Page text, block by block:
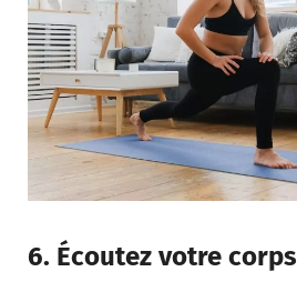
6. Écoutez votre corps